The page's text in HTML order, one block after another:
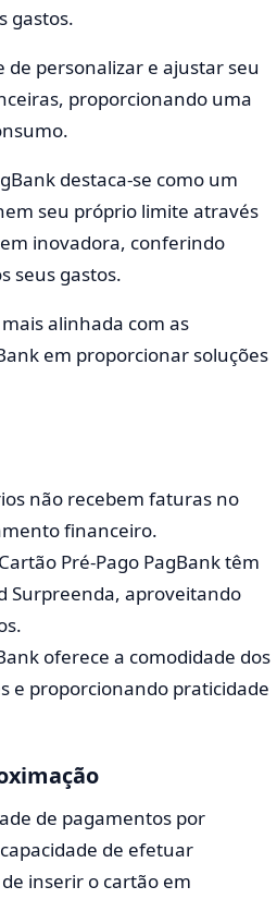
gastos.
de personalizar e ajustar seu
proporcionando uma
destaca-se como um
seu próprio limite através
inovadora, conferindo
seus gastos.
alinhada com as
em proporcionar soluções
não recebem faturas no
financeiro.
Pré-Pago PagBank têm
Surpreenda, aproveitando
oferece a comodidade dos
e proporcionando praticidade
de pagamentos por
de efetuar
inserir o cartão em